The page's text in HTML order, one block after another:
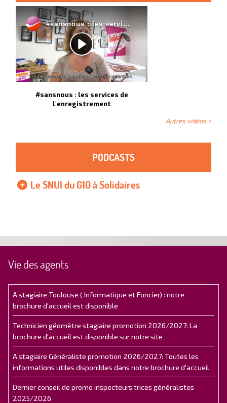
#sansnous : les services de
l'enregistrement
Autres vidéos >
PODCASTS
Le SNUI du G10 à Solidaires
Vie des agents
A stagiaire Toulouse ( Informatique et Foncier) : notre
brochure d'accueil est disponible
Technicien géomètre stagiaire promotion 2026/2027: La
brochure d'accueil est disponible sur notre site
A stagiaire Généraliste promotion 2026/2027: Toutes les
informations utiles disponibles dans notre brochure d'accueil
Dernier conseil de promo inspecteurs.trices généralistes
2025/2026